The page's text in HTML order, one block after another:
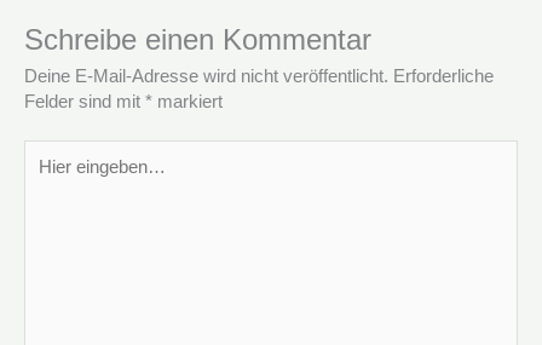
Schreibe einen Kommentar
Deine E-Mail-Adresse wird nicht veröffentlicht. Erforderliche
Felder sind mit * markiert
eingeben…